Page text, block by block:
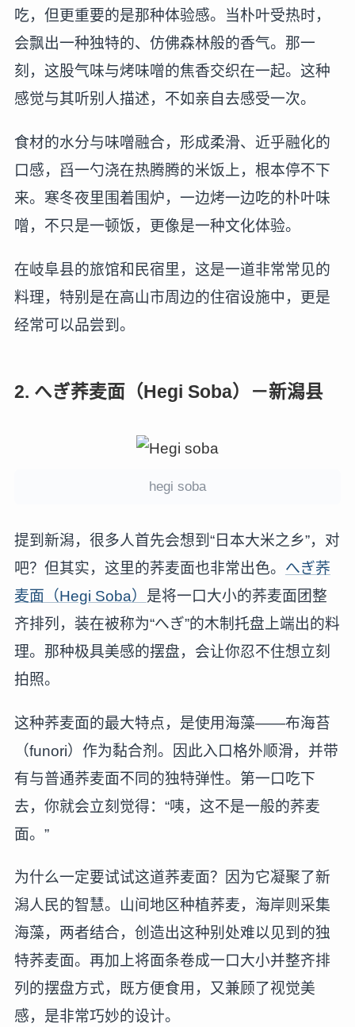
吃，但更重要的是那种体验感。当朴叶受热时，
会飘出一种独特的、仿佛森林般的香气。那一
刻，这股气味与烤味噌的焦香交织在一起。这种
感觉与其听别人描述，不如亲自去感受一次。
食材的水分与味噌融合，形成柔滑、近乎融化的
口感，舀一勺浇在热腾腾的米饭上，根本停不下
来。寒冬夜里围着围炉，一边烤一边吃的朴叶味
噌，不只是一顿饭，更像是一种文化体验。
在岐阜县的旅馆和民宿里，这是一道非常常见的
料理，特别是在高山市周边的住宿设施中，更是
经常可以品尝到。
2. へぎ荞麦面（Hegi Soba）－新潟县
hegi soba
提到新潟，很多人首先会想到“日本大米之乡”，对
吧？但其实，这里的荞麦面也非常出色。 へぎ荞
麦面（Hegi Soba） 是将一口大小的荞麦面团整
齐排列，装在被称为“へぎ”的木制托盘上端出的料
理。那种极具美感的摆盘，会让你忍不住想立刻
拍照。
这种荞麦面的最大特点，是使用海藻——布海苔
（funori）作为黏合剂。因此入口格外顺滑，并带
有与普通荞麦面不同的独特弹性。第一口吃下
去，你就会立刻觉得：“咦，这不是一般的荞麦
面。”
为什么一定要试试这道荞麦面？因为它凝聚了新
潟人民的智慧。山间地区种植荞麦，海岸则采集
海藻，两者结合，创造出这种别处难以见到的独
特荞麦面。再加上将面条卷成一口大小并整齐排
列的摆盘方式，既方便食用，又兼顾了视觉美
感，是非常巧妙的设计。